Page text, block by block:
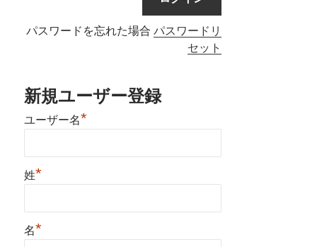
パスワードを忘れた場合パスワードリ
セット
新規ユーザー登録
ユーザー名*
姓*
名*